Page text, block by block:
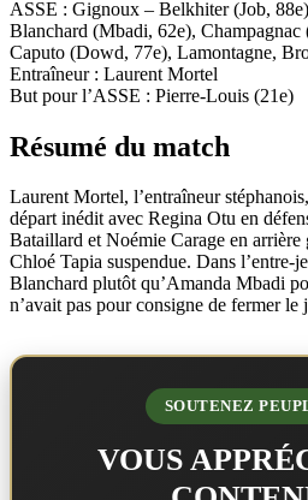
ASSE : Gignoux – Belkhiter (Job,
Blanchard (Mbadi, 62e),
Caputo (Dowd, 77e), Lamontagne,
Entraîneur : Laurent Mortel
But pour l’ASSE : Pierre-Louis (21e)
Résumé du match
Laurent Mortel, l’entraîneur
départ inédit avec Regina Otu en
Bataillard et Noémie Carage en arrière
Chloé Tapia suspendue. Dans
Blanchard plutôt qu’Amanda Mbadi
n’avait pas pour consigne de fermer le
SOUTENEZ
VOUS